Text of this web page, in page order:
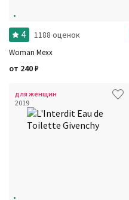
4 1188 оценок
Woman Mexx
от 240₽
для женщин
2019